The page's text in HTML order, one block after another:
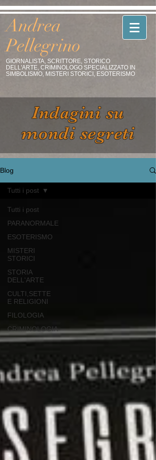
Andrea
Pellegrino
GIORNALISTA, SCRITTORE, STORICO
DELL'ARTE, CRIMINOLOGO SPECIALIZZATO IN
SIMBOLISMO, MISTERI STORICI, ESOTERISMO
Indagini su
mondi segreti
Blog
Tutti i post
PARANORMALE
ESOTERISMO
MISTERI
STORICI
STORIA
DELL'ARTE
CULTI,SETTE
E RELIGIONI
FILOLOGIA
CRIMINOLOGIA
Tutti i post